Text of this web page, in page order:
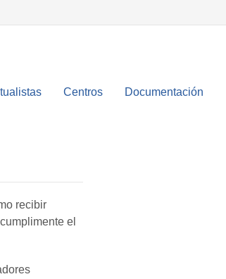
Centros Documentación
recibir
el